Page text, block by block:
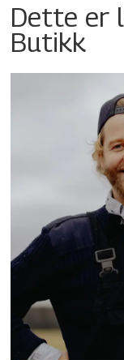
Dette er
Butikk